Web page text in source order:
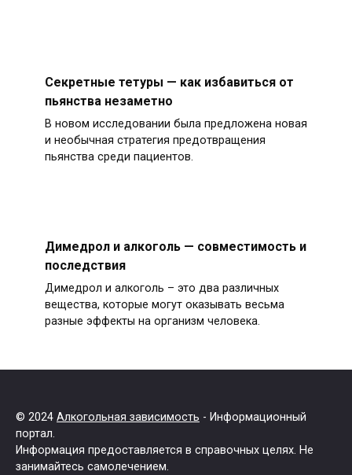
Секретные тетуры — как избавиться от
пьянства незаметно
В новом исследовании была предложена новая
и необычная стратегия предотвращения
пьянства среди пациентов.
Димедрол и алкоголь — совместимость и
последствия
Димедрол и алкоголь – это два различных
вещества, которые могут оказывать весьма
разные эффекты на организм человека.
© 2024 Алкогольная зависимость - Информационный
портал.
Информация предоставляется в справочных целях. Не
занимайтесь самолечением.